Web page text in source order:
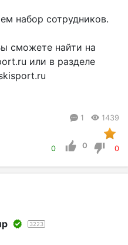
набор сотрудников.
сможете найти на
или в разделе
1 1439
0 0 0
3223